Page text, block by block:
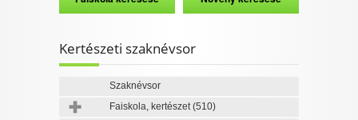
Kertészeti szaknévsor
Szaknévsor
Faiskola, kertészet(510)